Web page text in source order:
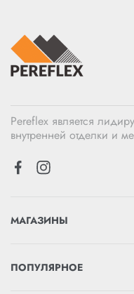
Pereflex является
внутренней отделки и
МАГАЗИНЫ
ПОПУЛЯРНОЕ